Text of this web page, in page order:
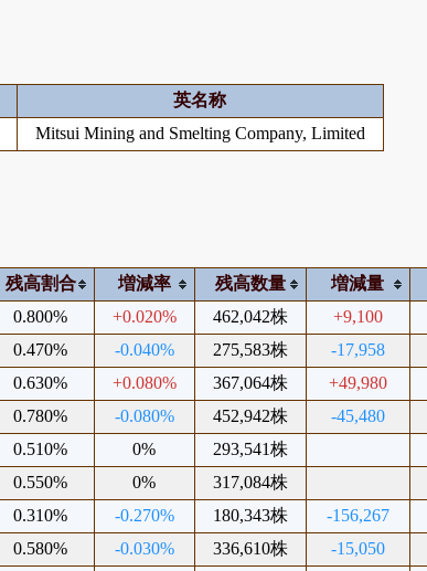
英名称
Mitsui Mining and Smelting Company, Limited
残高割合 増減率 残高数量 増減量
0.800% +0.020% 462,042株
+9,100
0.470% -0.040% 275,583株 -17,958
0.630% +0.080% 367,064株
+49,980
0.780% -0.080% 452,942株
-45,480
0.510% 0% 293,541株
0.550% 0% 317,084株
0.310% -0.270% 180,343株 -156,267
0.580% -0.030% 336,610株
-15,050